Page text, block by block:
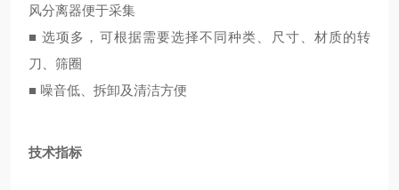
风分离器便于采集
■ 选项多，可根据需要选择不同种类、尺寸、材质的转
刀、筛圈
■ 噪音低、拆卸及清洁方便
技术指标